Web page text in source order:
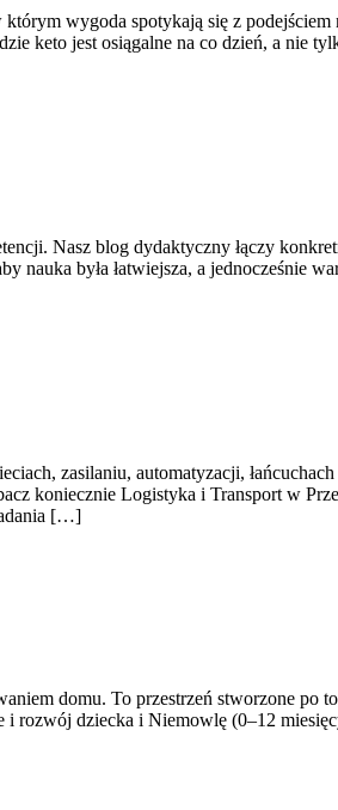
wygoda spotykają się z
keto jest osiągalne na co dzień, a nie
Nasz blog dydaktyczny łączy
nauka była łatwiejsza, a jednocześnie
zasilaniu, automatyzacji,
koniecznie Logistyka i Transport w
[…]
domu. To przestrzeń stworzone po
rozwój dziecka i Niemowlę (0–12